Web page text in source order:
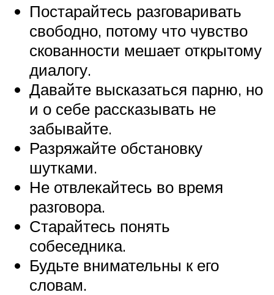
Постарайтесь разговаривать
свободно, потому что чувство
скованности мешает открытому
диалогу.
Давайте высказаться парню, но
и о себе рассказывать не
забывайте.
Разряжайте обстановку
шутками.
Не отвлекайтесь во время
разговора.
Старайтесь понять
собеседника.
Будьте внимательны к его
словам.